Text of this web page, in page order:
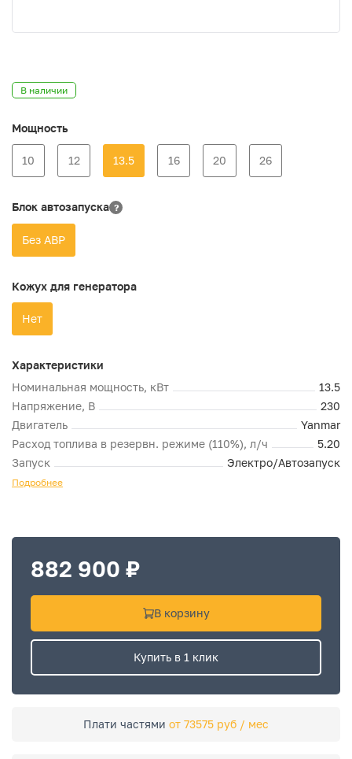
В наличии
Мощность
10 12 13.5 16 20 26
Блок автозапуска ?
Без АВР
Кожух для генератора
Нет
Характеристики
Номинальная мощность, кВт
13.5
Напряжение, В
230
Двигатель
Yanmar
Расход топлива в резервн. режиме (110%), л/ч
5.20
Запуск
Электро/Автозапуск
Подробнее
882 900 ₽
В корзину
Купить в 1 клик
Плати частями от 73575 руб / мес